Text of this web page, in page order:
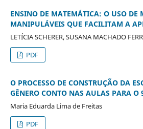
ENSINO DE MATEMÁTICA: O USO DE
MANIPULÁVEIS QUE FACILITAM A
LETÍCIA SCHERER, SUSANA MACHADO
PDF
O PROCESSO DE CONSTRUÇÃO DA
GÊNERO CONTO NAS AULAS PARA O
Maria Eduarda Lima de Freitas
PDF